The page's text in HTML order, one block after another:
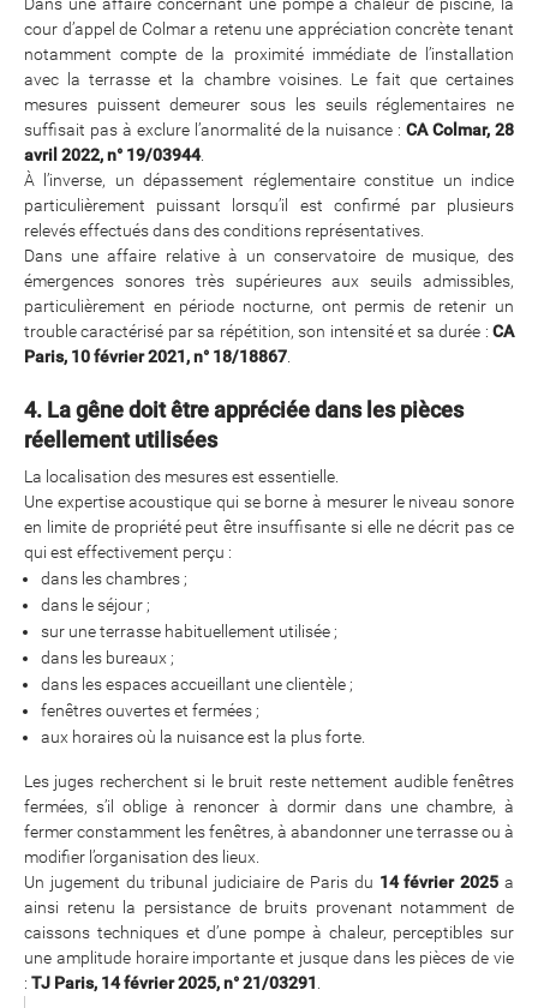
cour d’appel de Colmar a retenu une appréciation concrète tenant
notamment compte de la proximité immédiate de l’installation
avec la terrasse et la chambre voisines. Le fait que certaines
mesures puissent demeurer sous les seuils réglementaires ne
suffisait pas à exclure l’anormalité de la nuisance :CA Colmar, 28
avril 2022, n° 19/03944.
À l’inverse, un dépassement réglementaire constitue un indice
particulièrement puissant lorsqu’il est confirmé par plusieurs
relevés effectués dans des conditions représentatives.
Dans une affaire relative à un conservatoire de musique, des
émergences sonores très supérieures aux seuils admissibles,
particulièrement en période nocturne, ont permis de retenir un
trouble caractérisé par sa répétition, son intensité et sa durée : CA
Paris, 10 février 2021, n° 18/18867
4. La gêne doit être appréciée dans les pièces
réellement utilisées
La localisation des mesures est essentielle.
Une expertise acoustique qui se borne à mesurer le niveau sonore
en limite de propriété peut être insuffisante si elle ne décrit pas ce
qui est effectivement perçu :
dans les chambres ;
dans le séjour ;
sur une terrasse habituellement utilisée ;
dans les bureaux ;
dans les espaces accueillant une clientèle ;
fenêtres ouvertes et fermées ;
aux horaires où la nuisance est la plus forte.
Les juges recherchent si le bruit reste nettement audible fenêtres
fermées, s’il oblige à renoncer à dormir dans une chambre, à
fermer constamment les fenêtres, à abandonner une terrasse ou à
modifier l’organisation des lieux.
Un jugement du tribunal judiciaire de Paris du 14 février 2025 a
ainsi retenu la persistance de bruits provenant notamment de
caissons techniques et d’une pompe à chaleur, perceptibles sur
une amplitude horaire importante et jusque dans les pièces de vie
: TJ Paris, 14 février 2025, n° 21/03291